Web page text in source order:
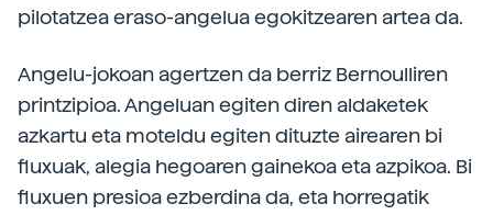
pilotatzea eraso-angelua egokitzearen artea da.
Angelu-jokoan agertzen da berriz Bernoulliren
printzipioa. Angeluan egiten diren aldaketek
azkartu eta moteldu egiten dituzte airearen bi
fluxuak, alegia hegoaren gainekoa eta azpikoa. Bi
fluxuen presioa ezberdina da, eta horregatik